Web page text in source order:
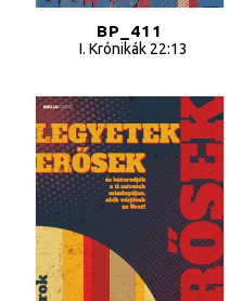
BP_411
I. Krónikák 22:13